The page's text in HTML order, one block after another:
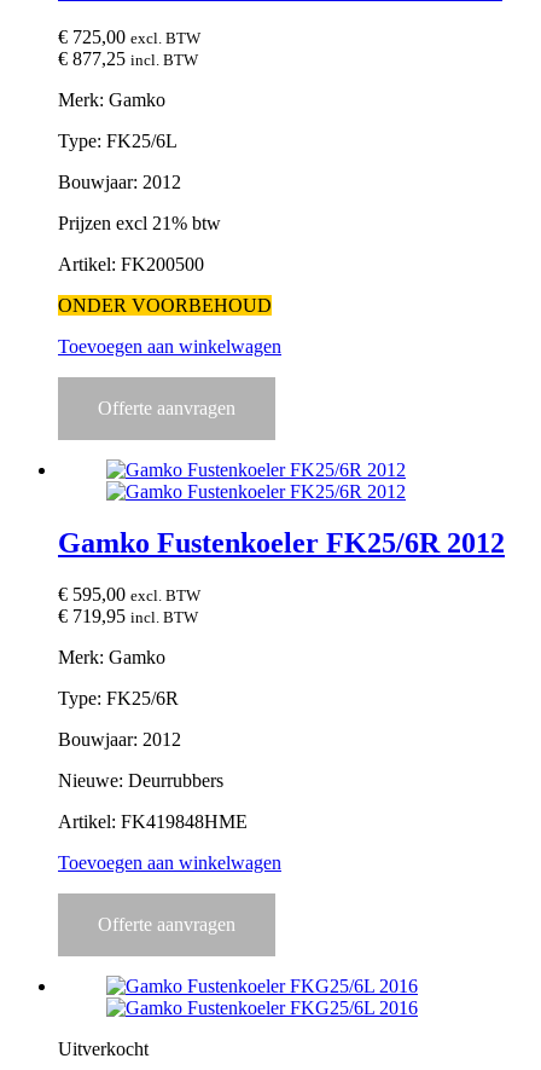
€ 725,00 excl. BTW
€ 877,25 incl. BTW
Merk: Gamko
Type: FK25/6L
Bouwjaar: 2012
Prijzen excl 21% btw
Artikel: FK200500
ONDER VOORBEHOUD
Toevoegen aan winkelwagen
Offerte aanvragen
Gamko Fustenkoeler FK25/6R 2012
€ 595,00 excl. BTW
€ 719,95 incl. BTW
Merk: Gamko
Type: FK25/6R
Bouwjaar: 2012
Nieuwe: Deurrubbers
Artikel: FK419848HME
Toevoegen aan winkelwagen
Offerte aanvragen
Uitverkocht